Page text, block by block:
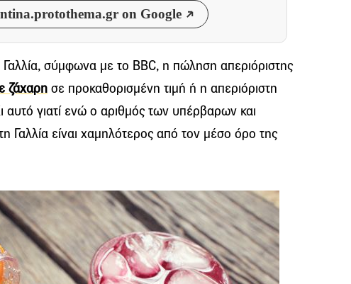
on Google
σύμφωνα με το BBC, η πώληση απεριόριστης
ζάχαρη σε προκαθορισμένη τιμή ή η απεριόριστη
γιατί ενώ ο αριθμός των υπέρβαρων και
είναι χαμηλότερος από τον μέσο όρο της